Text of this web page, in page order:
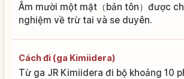
Âm mười một mặt（bản tôn）được
nghiệm về trừ tai và se duyên.
Cách đi (ga Kimiidera)
Từ ga JR Kimiidera đi bộ khoảng 10